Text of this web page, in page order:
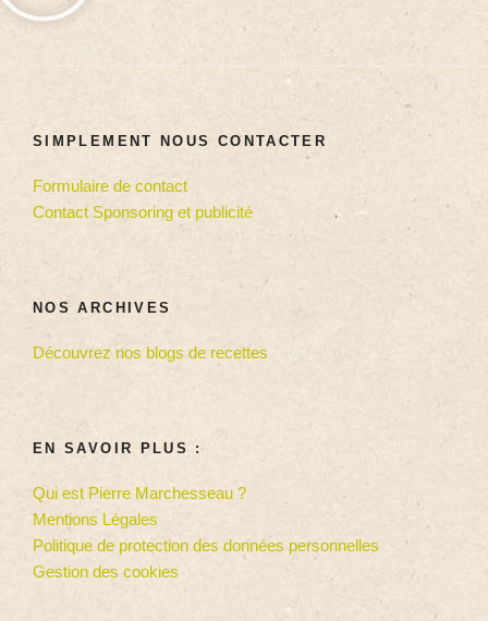
SIMPLEMENT NOUS CONTACTER
Formulaire de contact
Contact Sponsoring et publicité
NOS ARCHIVES
Découvrez nos blogs de recettes
EN SAVOIR PLUS :
Qui est Pierre Marchesseau ?
Mentions Légales
Politique de protection des données personnelles
Gestion des cookies